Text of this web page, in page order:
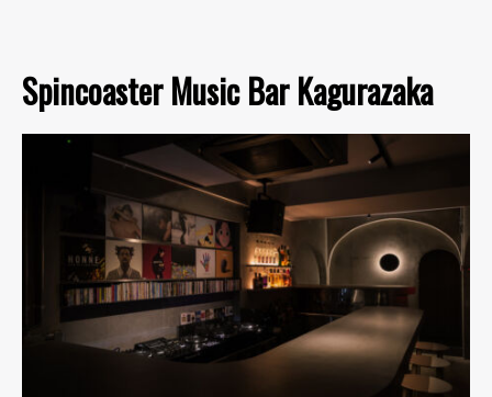
Spincoaster Music Bar Kagurazaka